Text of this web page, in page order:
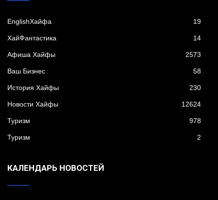
EnglishХайфа 19
XайФантастика 14
Афиша Хайфы 2573
Ваш Бизнес 58
История Хайфы 230
Новости Хайфы 12624
Туризм 978
Туризм 2
КАЛЕНДАРЬ НОВОСТЕЙ